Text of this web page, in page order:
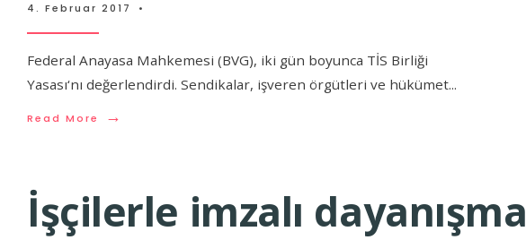
4. Februar 2017 •
Federal Anayasa Mahkemesi (BVG), iki gün boyunca TİS Birliği
Yasası‘nı değerlendirdi. Sendikalar, işveren örgütleri ve hükümet...
Read More →
İşçilerle imzalı dayanışma